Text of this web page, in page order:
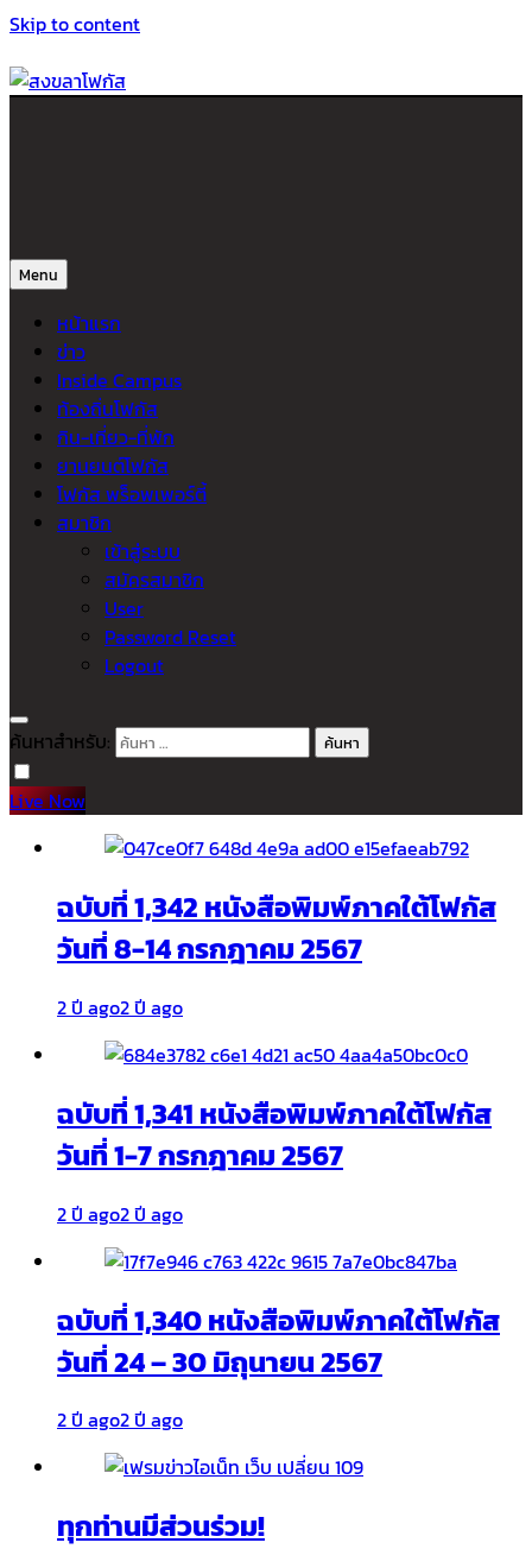
Skip to content
Menu
หน้าแรก
ข่าว
Inside Campus
ท้องถิ่นโฟกัส
กิน-เที่ยว-ที่พัก
ยานยนต์โฟกัส
โฟกัส พร็อพเพอร์ตี้
สมาชิก
เข้าสู่ระบบ
สมัครสมาชิก
User
Password Reset
Logout
ค้นหาสำหรับ:
Live Now
ฉบับที่ 1,342 หนังสือพิมพ์ภาคใต้โฟกัส
วันที่ 8-14 กรกฎาคม 2567
2 ปี ago2 ปี ago
ฉบับที่ 1,341 หนังสือพิมพ์ภาคใต้โฟกัส
วันที่ 1-7 กรกฎาคม 2567
2 ปี ago2 ปี ago
ฉบับที่ 1,340 หนังสือพิมพ์ภาคใต้โฟกัส
วันที่ 24 – 30 มิถุนายน 2567
2 ปี ago2 ปี ago
ทุกท่านมีส่วนร่วม!